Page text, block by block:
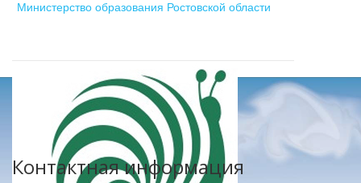
Министерство образования Ростовской области
Контактная информация